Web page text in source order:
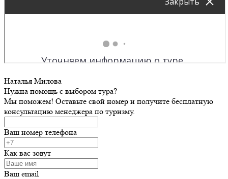
Наталья Милова
Нужна помощь с выбором тура?
Мы поможем! Оставьте свой номер и получите бесплатную
консультацию менеджера по туризму.
Ваш номер телефона
Как вас зовут
Ваш email